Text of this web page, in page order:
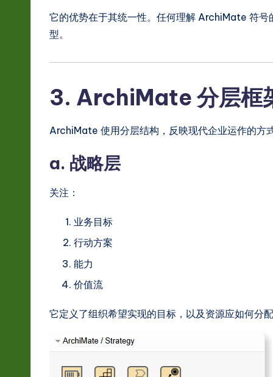
它的优势在于其统一性。任何理解 ArchiMate 符
型。
3. ArchiMate 分层框
ArchiMate 使用分层结构，反映现代企业运作的方
a. 战略层
关注：
业务目标
行动方案
能力
价值流
它定义了组织希望实现的目标，以及资源应如何分配